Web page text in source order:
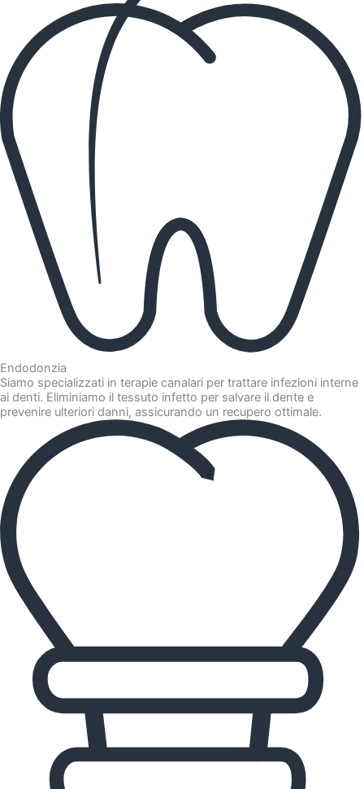
Endodonzia
Siamo specializzati in terapie canalari per trattare infezioni interne
ai denti. Eliminiamo il tessuto infetto per salvare il dente e
prevenire ulteriori danni, assicurando un recupero ottimale.